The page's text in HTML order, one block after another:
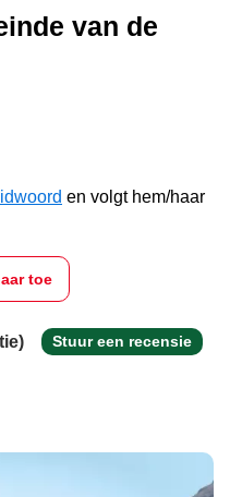
van de
en volgt hem/haar
toe
Stuur een recensie